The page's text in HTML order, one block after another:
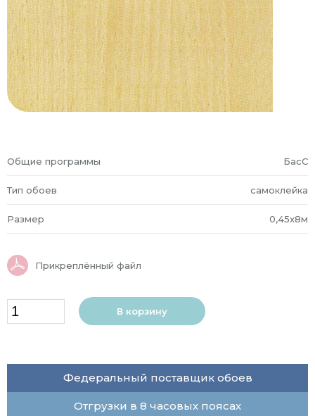
Общие программы БасС
Тип обоев самоклейка
Размер 0,45x8м
Прикреплённый файл
В корзину
Федеральный поставщик обоев
Отгрузки в 8 часовых поясах